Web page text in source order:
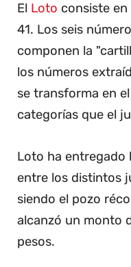
El Loto consiste en
41. Los seis
componen la
los números
se transforma en
categorías que el
Loto ha entregado
entre los distintos
siendo el pozo
alcanzó un monto
pesos.